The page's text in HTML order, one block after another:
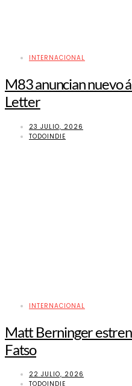
INTERNACIONAL
M83 anuncian nuevo
Letter
23 JULIO, 2026
TODOINDIE
INTERNACIONAL
Matt Berninger
Fatso
22 JULIO, 2026
TODOINDIE